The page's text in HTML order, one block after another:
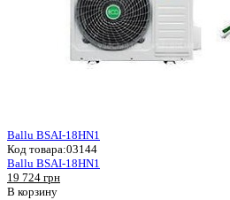
Ballu BSAI-18HN1
Код товара:03144
Ballu BSAI-18HN1
19 724 грн
В корзину